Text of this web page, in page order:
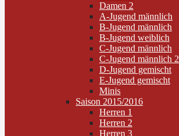
Damen 2
A-Jugend männlich
B-Jugend männlich
B-Jugend weiblich
C-Jugend männlich
C-Jugend männlich 2
D-Jugend gemischt
E-Jugend gemischt
Minis
Saison 2015/2016
Herren 1
Herren 2
Herren 3